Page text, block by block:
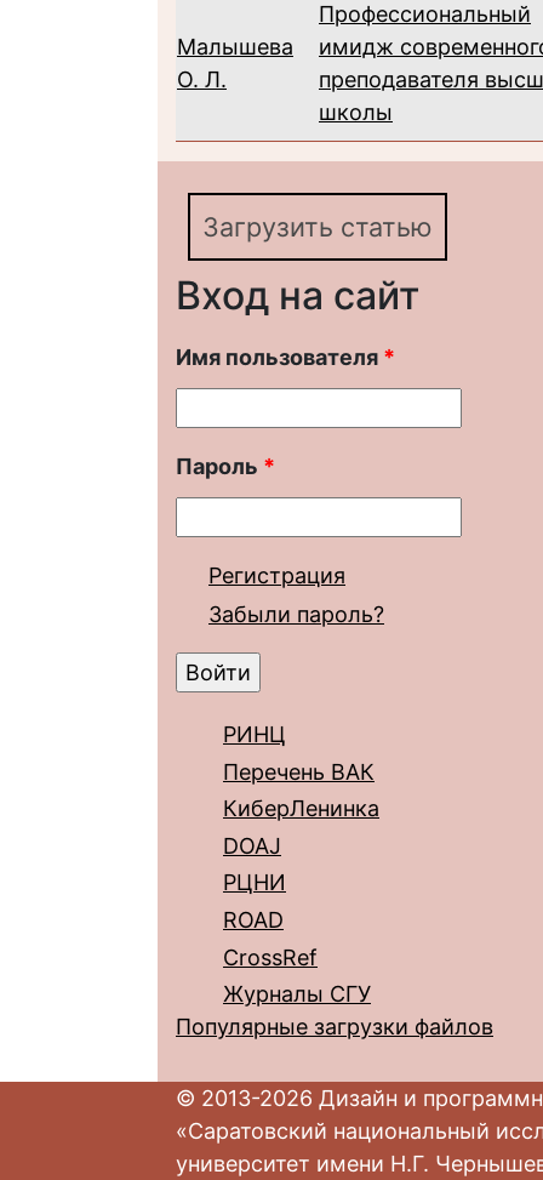
Малышева
О. Л.
Профессиональный
имидж
преподавателя
школы
Загрузить статью
Вход на сайт
Имя пользователя *
Пароль *
Регистрация
Забыли пароль?
РИНЦ
Перечень ВАК
КиберЛенинка
DOAJ
РЦНИ
ROAD
CrossRef
Журналы СГУ
Популярные загрузки файлов
© 2013-2026 Дизайн и
«Саратовский национальный
университет имени Н.Г.